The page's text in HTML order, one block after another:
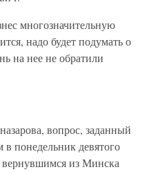
многозначительную
надо будет подумать о
на нее не обратили
вопрос, заданный
понедельник девятого
вернувшимся из Минска